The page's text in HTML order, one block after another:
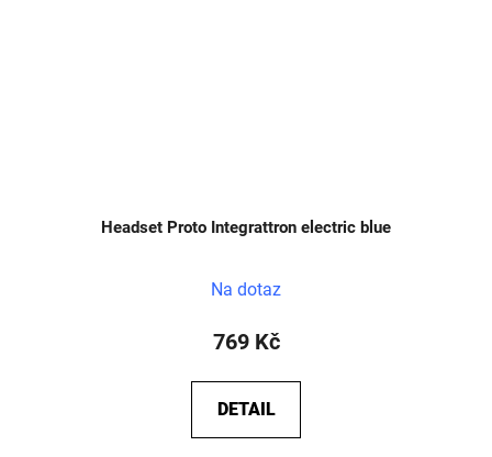
Headset Proto Integrattron electric blue
Na dotaz
769 Kč
DETAIL